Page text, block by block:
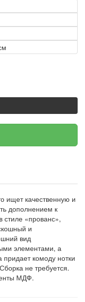
ищет качественную и
дополнением к
стиле «прованс»,
и
вид
элементами, а
комоду нотки
не требуется.
МДФ.